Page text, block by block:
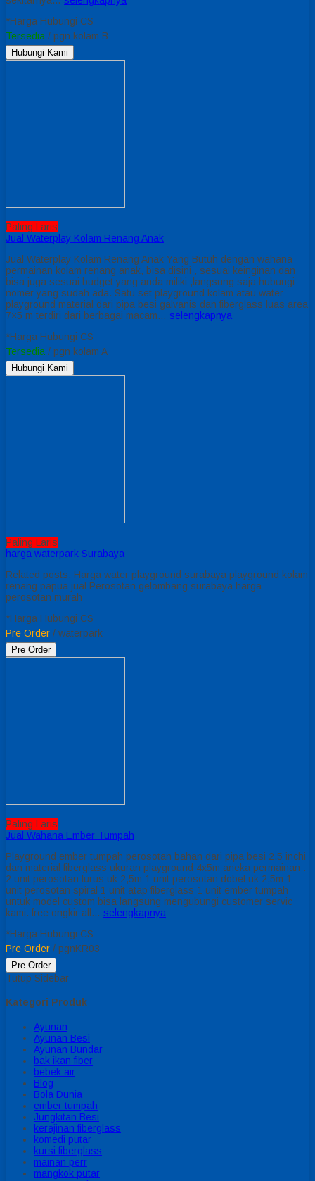
*Harga Hubungi CS
Tersedia / pgn kolam B
Hubungi Kami
Paling Laris
Jual Waterplay Kolam Renang Anak
Jual Waterplay Kolam Renang Anak Yang Butuh dengan wahana
permainan kolam renang anak, bisa disini , sesuai keinginan dan
bisa juga sesuai budget yang anda miliki ,langsung saja hubungi
nomer yang sudah ada. Satu set playground kolam atau water
playground material dari pipa besi galvanis dan fiberglass luas area
7×5 m terdiri dari berbagai macam… selengkapnya
*Harga Hubungi CS
Tersedia / pgn kolam A
Hubungi Kami
Paling Laris
harga waterpark Surabaya
Related posts: Harga water playground surabaya playground kolam
renang papua jual Perosotan gelombang surabaya harga
perosotan murah
*Harga Hubungi CS
Pre Order / waterpark
Pre Order
Paling Laris
Jual Wahana Ember Tumpah
Playground ember tumpah perosotan bahan dari pipa besi 2,5 inchi
dan material fiberglass ukuran playground 4x5m aneka permainan :
2 unit perosotan lurus uk 2,5m 1 unit perosotan dobel uk 2,5m 1
unit perosotan spiral 1 unit atap fiberglass 1 unit ember tumpah
untuk model custom bisa langsung mengubungi customer servic
kami. free ongkir all… selengkapnya
*Harga Hubungi CS
Pre Order / pgnKR03
Pre Order
Tutup Sidebar
Kategori Produk
Ayunan
Ayunan Besi
Ayunan Bundar
bak ikan fiber
bebek air
Blog
Bola Dunia
ember tumpah
Jungkitan Besi
kerajinan fiberglass
komedi putar
kursi fiberglass
mainan perr
mangkok putar